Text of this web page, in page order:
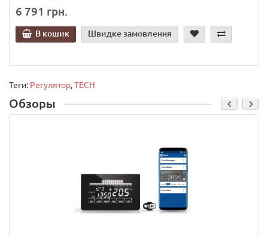
6 791 грн.
В кошик Швидке замовлення
Теги: Регулятор,TECH
Обзоры